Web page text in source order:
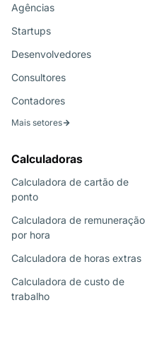
Agências
Startups
Desenvolvedores
Consultores
Contadores
Mais setores
Calculadoras
Calculadora de cartão de
ponto
Calculadora de remuneração
por hora
Calculadora de horas extras
Calculadora de custo de
trabalho